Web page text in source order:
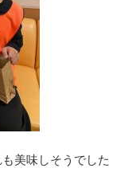
美味しそうでした